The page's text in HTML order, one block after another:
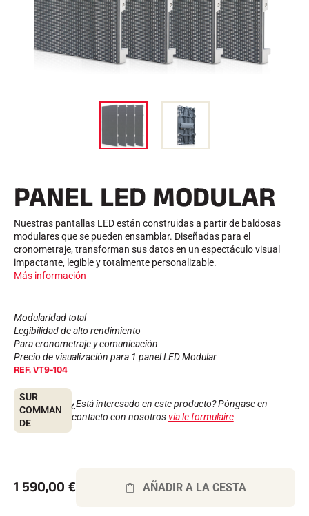
Kits y maletines
Estructura nórdica
Taller, Orugas, Accesorios
EQUIPAMIENTO
Gafas de sol
Protecciones
Esquí sobre patines
TEXTILES
Textiles para esquí alpino
Textiles Esquí nórdico
Textiles para bicicletas
Ropa interior
Cuidado de los textiles
Estilo de vida
CRONOMETRAJE
Cronómetros y transmisión
Transpondedores y bucles
Células y detección
Junta VOLA y clave de protección
Scoreboard-Pro
BICICLETAS DE CARRETERA
PANEL LED MODULAR
Nuestras pantallas LED están construidas a partir de baldosas
modulares que se pueden ensamblar. Diseñadas para el
cronometraje, transforman sus datos en un espectáculo visual
impactante, legible y totalmente personalizable.
Más información
Modularidad total
Legibilidad de alto rendimiento
Para cronometraje y comunicación
Precio de visualización para 1 panel LED Modular
REF.VT9-104
SUR
COMMAN
DE
¿Está interesado en este producto? Póngase en
contacto con nosotrosvia le formulaire
1 590,00 € AÑADIR A LA CESTA